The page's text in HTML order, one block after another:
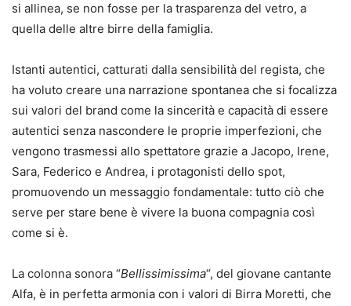
si allinea, se non fosse per la trasparenza del vetro, a
quella delle altre birre della famiglia.
Istanti autentici, catturati dalla sensibilità del regista, che
ha voluto creare una narrazione spontanea che si focalizza
sui valori del brand come la sincerità e capacità di essere
autentici senza nascondere le proprie imperfezioni, che
vengono trasmessi allo spettatore grazie a Jacopo, Irene,
Sara, Federico e Andrea, i protagonisti dello spot,
promuovendo un messaggio fondamentale: tutto ciò che
serve per stare bene è vivere la buona compagnia così
come si è.
La colonna sonora “Bellissimissima“, del giovane cantante
Alfa, è in perfetta armonia con i valori di Birra Moretti, che